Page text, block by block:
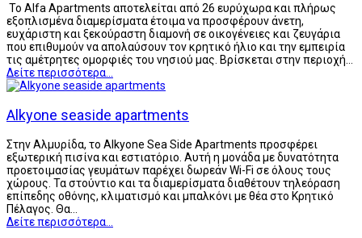
Το Alfa Apartments αποτελείται από 26 ευρύχωρα και πλήρως
εξοπλισμένα διαμερίσματα έτοιμα να προσφέρουν άνετη,
ευχάριστη και ξεκούραστη διαμονή σε οικογένειες και ζευγάρια
που επιθυμούν να απολαύσουν τον κρητικό ήλιο και την εμπειρία
τις αμέτρητες ομορφιές του νησιού μας. Βρίσκεται στην περιοχή…
Δείτε περισσότερα...
Alkyone seaside apartments
Στην Αλμυρίδα, το Alkyone Sea Side Apartments προσφέρει
εξωτερική πισίνα και εστιατόριο. Αυτή η μονάδα με δυνατότητα
προετοιμασίας γευμάτων παρέχει δωρεάν Wi-Fi σε όλους τους
χώρους. Τα στούντιο και τα διαμερίσματα διαθέτουν τηλεόραση
επίπεδης οθόνης, κλιματισμό και μπαλκόνι με θέα στο Κρητικό
Πέλαγος. Θα…
Δείτε περισσότερα...